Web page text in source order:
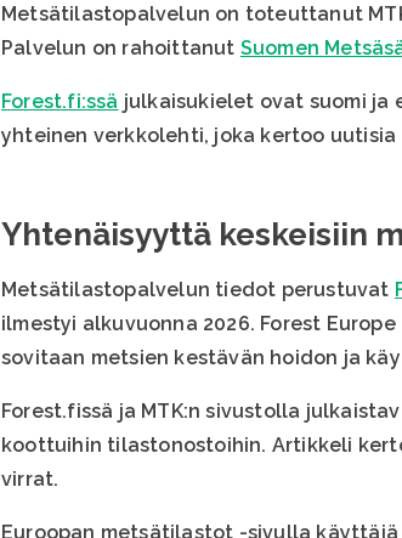
Metsätilastopalvelun on toteuttanut
Palvelun on rahoittanut Suomen
Forest.fi:ssä julkaisukielet ovat suomi ja
yhteinen verkkolehti, joka kertoo
Yhtenäisyyttä keskeisiin
Metsätilastopalvelun tiedot perustuvat
ilmestyi alkuvuonna 2026. Forest
sovitaan metsien kestävän hoidon ja
Forest.fissä ja MTK:n sivustolla
koottuihin tilastonostoihin. Artikkeli
virrat.
Euroopan metsätilastot -sivulla